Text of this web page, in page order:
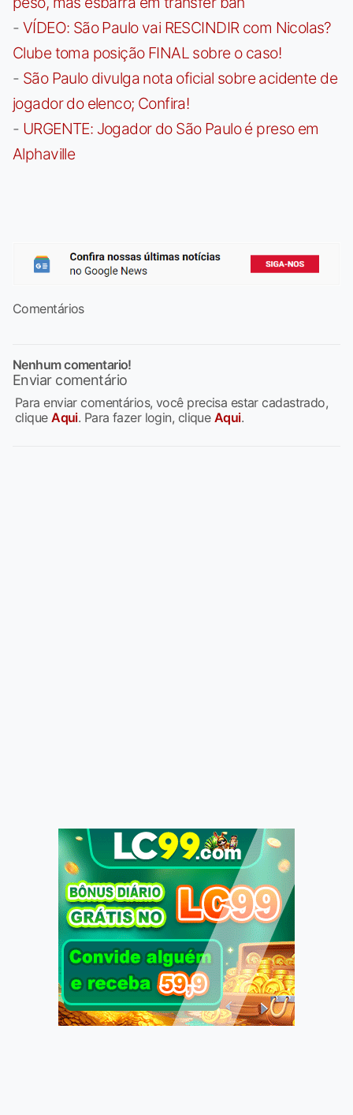
- VÍDEO: São Paulo vai RESCINDIR com Nicolas?
Clube toma posição FINAL sobre o caso!
- São Paulo divulga nota oficial sobre acidente de
jogador do elenco; Confira!
- URGENTE: Jogador do São Paulo é preso em
Alphaville
Comentários
Nenhum comentario!
Enviar comentário
Para enviar comentários, você precisa estar cadastrado,
cliqueAqui. Para fazer login, clique Aqui.